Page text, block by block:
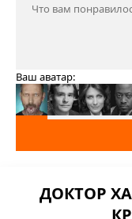
Ваш аватар:
ДОКТОР